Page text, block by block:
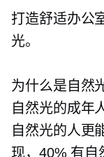
打造舒适办公
光。
为什么是自然
自然光的成年
自然光的人更
现，40% 有